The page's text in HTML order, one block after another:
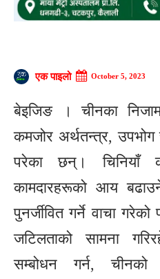
एक पाइलो October 5, 2023
बेइजिङ । चीनका
कमजोर अर्थतन्त्र, उपभोग
परेका छन्। चिनियाँ
कामदारहरूको आय
पुनर्जीवित गर्ने वाचा
जटिलताको सामना
सम्बोधन गर्न, चीनको